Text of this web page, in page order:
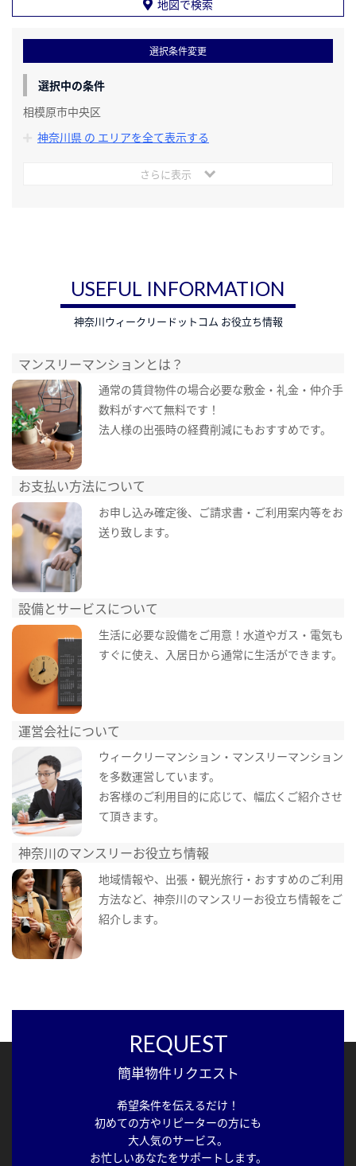
地図で検索
選択条件変更
選択中の条件
相模原市中央区
神奈川県 の エリアを全て表示する
さらに表示
USEFUL INFORMATION
神奈川ウィークリードットコム お役立ち情報
マンスリーマンションとは？
通常の賃貸物件の場合必要な敷金・礼金・仲介手
数料がすべて無料です！
法人様の出張時の経費削減にもおすすめです。
お支払い方法について
お申し込み確定後、ご請求書・ご利用案内等をお
送り致します。
設備とサービスについて
生活に必要な設備をご用意！水道やガス・電気も
すぐに使え、入居日から通常に生活ができます。
運営会社について
ウィークリーマンション・マンスリーマンション
を多数運営しています。
お客様のご利用目的に応じて、幅広くご紹介させ
て頂きます。
神奈川のマンスリーお役立ち情報
地域情報や、出張・観光旅行・おすすめのご利用
方法など、神奈川のマンスリーお役立ち情報をご
紹介します。
REQUEST
簡単物件リクエスト
希望条件を伝えるだけ！
初めての方やリピーターの方にも
大人気のサービス。
お忙しいあなたをサポートします。